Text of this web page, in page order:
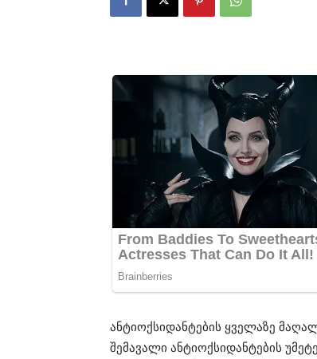
ანტიოქსიდანტების ყველაზე
შემავალი ანტიოქსიდანტების